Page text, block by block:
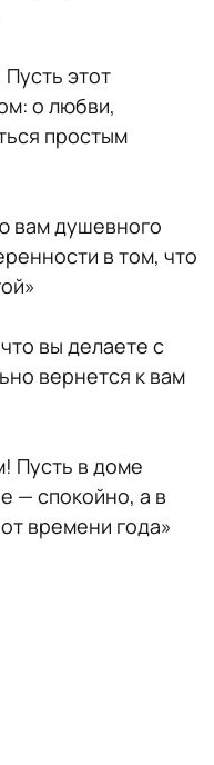
этот
о любви,
простым
вам душевного
в том, что
вы делаете с
вернется к вам
Пусть в доме
— спокойно, а в
времени года»